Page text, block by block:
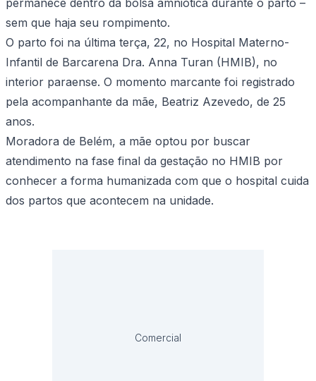
permanece dentro da bolsa amniótica durante o parto –
sem que haja seu rompimento.
O parto foi na última terça, 22, no Hospital Materno-
Infantil de Barcarena Dra. Anna Turan (HMIB), no
interior paraense. O momento marcante foi registrado
pela acompanhante da mãe, Beatriz Azevedo, de 25
anos.
Moradora de Belém, a mãe optou por buscar
atendimento na fase final da gestação no HMIB por
conhecer a forma humanizada com que o hospital cuida
dos partos que acontecem na unidade.
Comercial